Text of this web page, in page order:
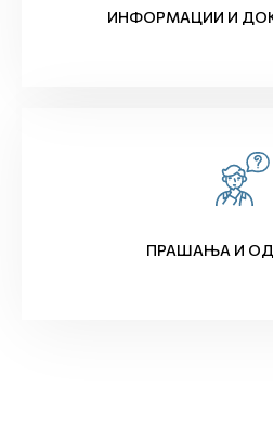
ИНФОРМАЦИИ И
ПРАШАЊА И